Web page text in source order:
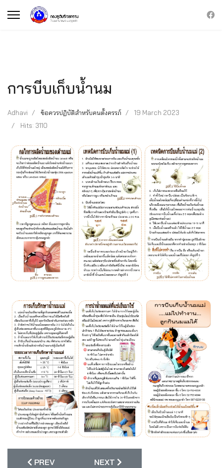
การบีบเก็บน้ำนม
Adhavi ข้อควรปฏิบัติสำหรับคนตั้งครรภ์
19 March 2023
Hits: 3110
PREVIOUS ARTICLE: การบริหารร่างกายหลังคลอด
PREV NEXT ARTICLE: การแพ้ท้อง
NEXT